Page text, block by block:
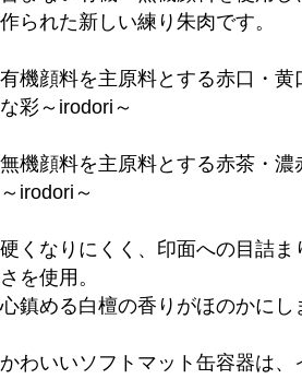
作られた新しい練り朱肉です。
有機顔料を主原料とする赤口・
な彩～irodori～
無機顔料を主原料とする赤茶・
～irodori～
硬くなりにくく、印面への目詰ま
さを使用。
心鎮める白檀の香りがほのかにし
かわいいソフトマット缶容器は、